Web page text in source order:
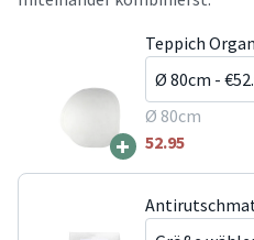
+
Teppich
Ø 80cm
52.95